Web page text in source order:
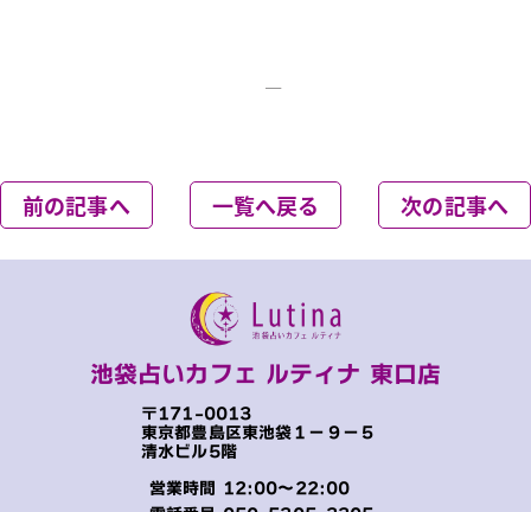
前の記事へ 一覧へ戻る 次の記事へ
池袋占いカフェ ルティナ 東口店
〒171-0013
東京都豊島区東池袋１−９−５
清水ビル5階
営業時間 12:00～22:00